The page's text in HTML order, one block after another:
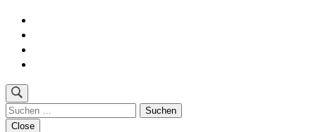
Skip
content
(Press
Suchen
nach:
Close